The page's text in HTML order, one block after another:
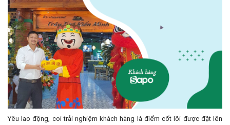
Yêu lao động, coi trải nghiệm khách hàng là điểm cốt lõi được đặt lên